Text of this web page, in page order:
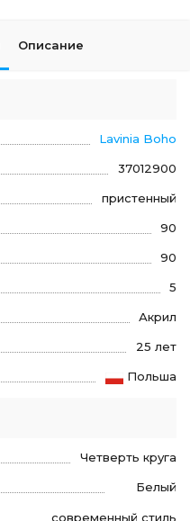
Описание
Lavinia Boho
37012900
пристенный
90
90
5
Акрил
25 лет
Польша
Четверть круга
Белый
современный стиль